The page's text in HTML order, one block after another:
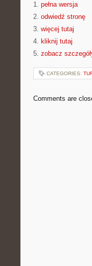
1. pełna wersja
2. odwiedź stronę
3. więcej tutaj
4. kliknij tutaj
5. zobacz
CATEGORIES:
Comments are